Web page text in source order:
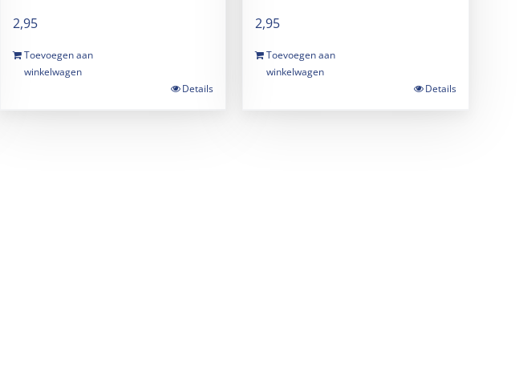
2,95
Toevoegen aan
winkelwagen
Details
2,95
Toevoegen aan
winkelwagen
Details